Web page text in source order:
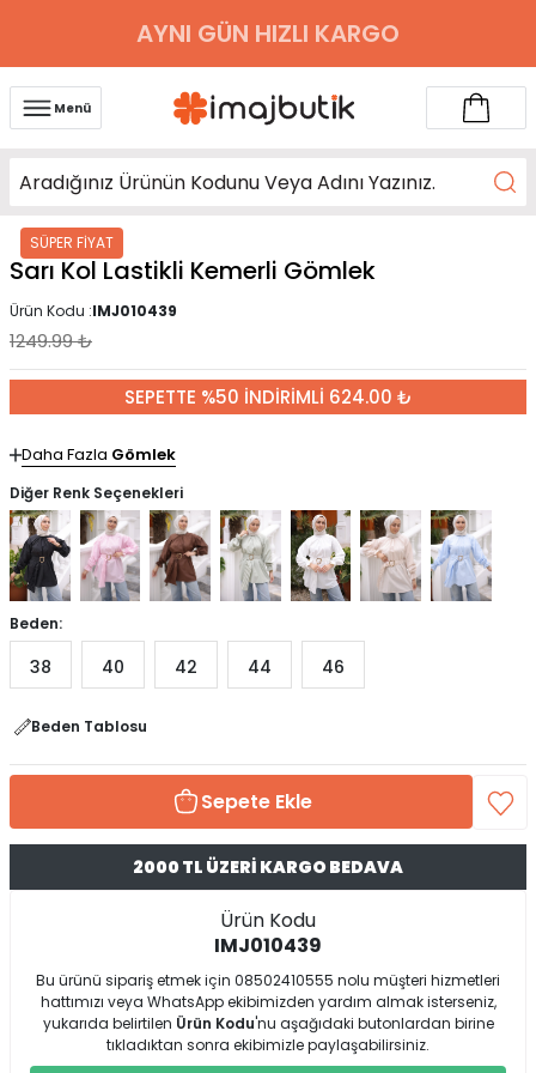
AYNI GÜN HIZLI KARGO
Menü
SÜPER FİYAT
Sarı Kol Lastikli Kemerli Gömlek
Ürün Kodu :IMJ010439
1249.99₺
SEPETTE %50 İNDİRİMLİ 624.00 ₺
Daha Fazla Gömlek
Diğer Renk Seçenekleri
Beden:
38 40 42 44 46
Beden Tablosu
Sepete Ekle
2000 TL ÜZERİ KARGO BEDAVA
Ürün Kodu
IMJ010439
Bu ürünü sipariş etmek için 08502410555 nolu müşteri hizmetleri
hattımızı veya WhatsApp ekibimizden yardım almak isterseniz,
yukarıda belirtilen Ürün Kodu'nu aşağıdaki butonlardan birine
tıkladıktan sonra ekibimizle paylaşabilirsiniz.